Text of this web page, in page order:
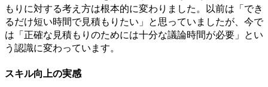
もりに対する考え方は根本的に変わりました。以前は「でき
るだけ短い時間で見積もりたい」と思っていましたが、今で
は「正確な見積もりのためには十分な議論時間が必要」とい
う認識に変わっています。
スキル向上の実感